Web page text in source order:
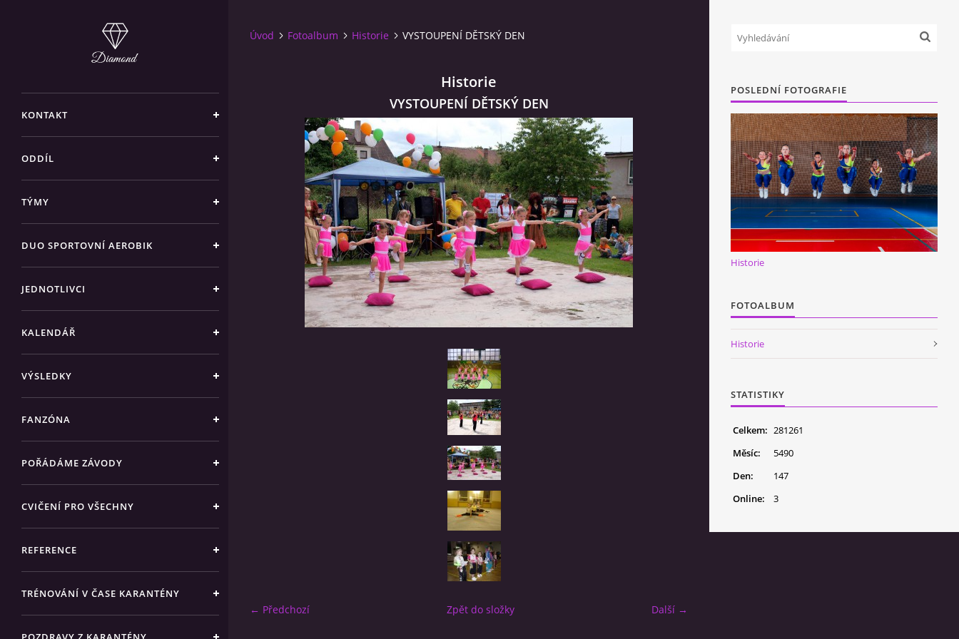
KONTAKT
ODDÍL
TÝMY
DUO SPORTOVNÍ AEROBIK
JEDNOTLIVCI
KALENDÁŘ
VÝSLEDKY
FANZÓNA
POŘÁDÁME ZÁVODY
CVIČENÍ PRO VŠECHNY
REFERENCE
TRÉNOVÁNÍ V ČASE KARANTÉNY
Úvod Fotoalbum Historie VYSTOUPENÍ DĚTSKÝ DEN
Historie
VYSTOUPENÍ DĚTSKÝ DEN
← Předchozí Další →
Zpět do složky
POSLEDNÍ FOTOGRAFIE
Historie
FOTOALBUM
Historie
STATISTIKY
Online: 3
Celkem: 281261
Měsíc:
5490
Den:
147